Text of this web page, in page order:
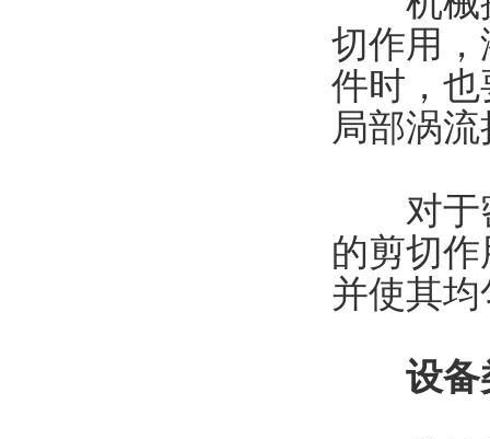
切作用
件时，
局部涡
对于密
的剪切
并使其
设备